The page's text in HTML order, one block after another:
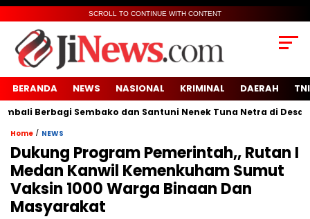
SCROLL TO CONTINUE WITH CONTENT
BERANDA NEWS NASIONAL KRIMINAL DAERAH
Berbagi Sembako dan Santuni Nenek Tuna Netra di Desa
Home / NEWS
Dukung Program Pemerintah,, Rutan I
Medan Kanwil Kemenkuham Sumut
Vaksin 1000 Warga Binaan Dan
Masyarakat